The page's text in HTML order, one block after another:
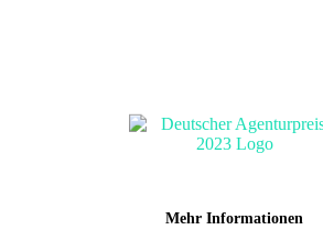
Mehr Informationen